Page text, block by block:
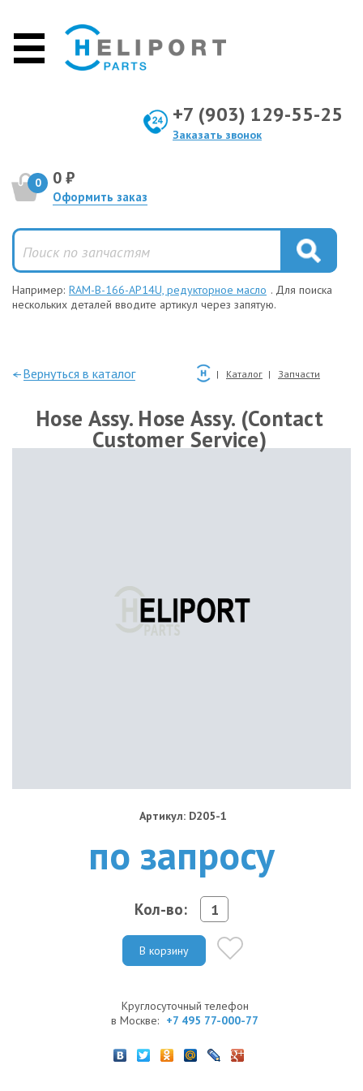
+7 (903) 129-55-25
Заказать звонок
0 0 ₽
Оформить заказ
Например: RAM-B-166-AP14U, редукторное масло . Для поиска
нескольких деталей вводите артикул через запятую.
—Вернуться в каталог Каталог Запчасти
Hose Assy. Hose Assy. (Contact
Customer Service)
Артикул: D205-1
по запросу
Кол-во:
В корзину
Круглосуточный телефон
в Москве: +7 495 77-000-77